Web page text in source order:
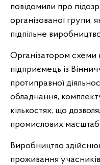
повідомили про
організованої групи,
підпільне
Організатором схеми
підприємець із
протиправної
обладнання,
кількостях, що
промислових
Виробництво
проживання